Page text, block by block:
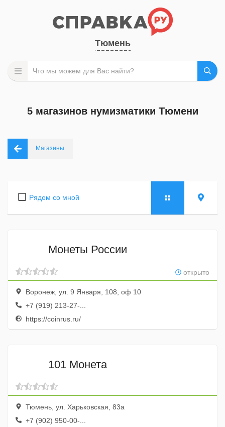
Тюмень
5 магазинов нумизматики Тюмени
Магазины
Рядом со мной
Монеты России
открыто
Воронеж, ул. 9 Января, 108, оф 10
+7 (919) 213-27-...
https://coinrus.ru/
101 Монета
Тюмень, ул. Харьковская, 83а
+7 (902) 950-00-...